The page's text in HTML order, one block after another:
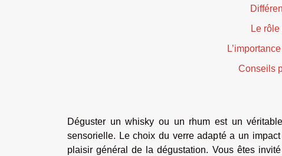
Le
Conseils
Déguster un whisky ou un rhum est un
sensorielle. Le choix du verre adapté a un
plaisir général de la dégustation. Vous êtes